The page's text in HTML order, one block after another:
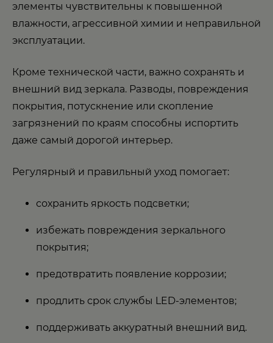
элементы чувствительны к повышенной
влажности, агрессивной химии и неправильной
эксплуатации.
Кроме технической части, важно сохранять и
внешний вид зеркала. Разводы, повреждения
покрытия, потускнение или скопление
загрязнений по краям способны испортить
даже самый дорогой интерьер.
Регулярный и правильный уход помогает:
сохранить яркость подсветки;
избежать повреждения зеркального
покрытия;
предотвратить появление коррозии;
продлить срок службы LED-элементов;
поддерживать аккуратный внешний вид.